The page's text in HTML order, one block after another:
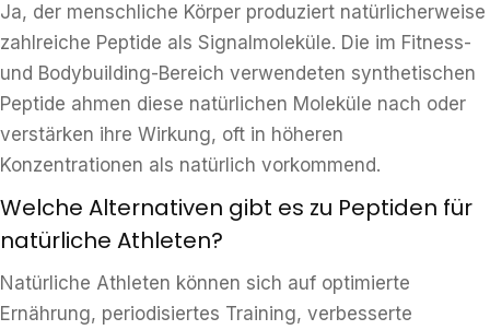
Ja, der menschliche Körper produziert natürlicherweise
zahlreiche Peptide als Signalmoleküle. Die im Fitness-
und Bodybuilding-Bereich verwendeten synthetischen
Peptide ahmen diese natürlichen Moleküle nach oder
verstärken ihre Wirkung, oft in höheren
Konzentrationen als natürlich vorkommend.
Welche Alternativen gibt es zu Peptiden für
natürliche Athleten?
Natürliche Athleten können sich auf optimierte
Ernährung, periodisiertes Training, verbesserte